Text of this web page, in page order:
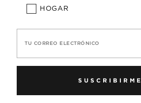
HOGAR
TU CORREO ELECTRÓNICO
SUSCRIBIRME